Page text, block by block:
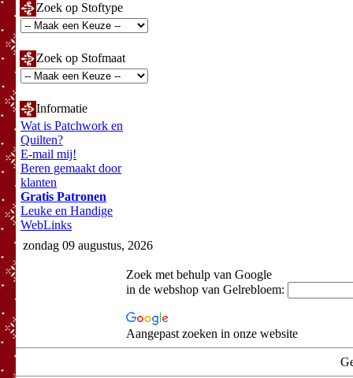
Zoek op Stoftype
Zoek op Stofmaat
Informatie
Wat is Patchwork en
Quilten?
E-mail mij!
Beren gemaakt door
klanten
Gratis Patronen
Leuke en Handige
WebLinks
zondag 09 augustus, 2026
Zoek met behulp van Google
in de webshop van Gelrebloem:
Aangepast zoeken in onze website